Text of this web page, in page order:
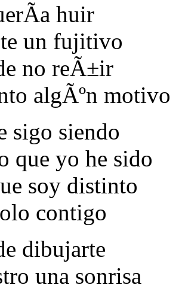
huir
un fujitivo
no reÃ±ir
algÃºn motivo
sigo siendo
que yo he sido
soy distinto
contigo
dibujarte
una sonrisa